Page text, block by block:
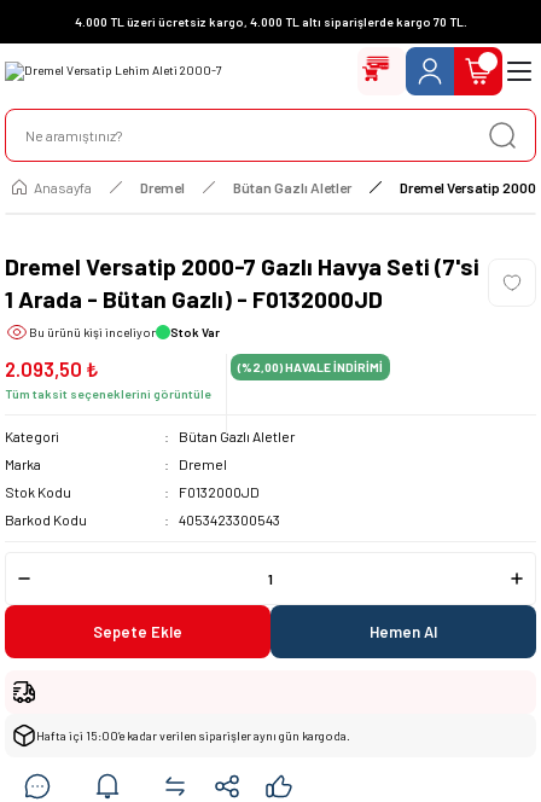
4.000 TL üzeri ücretsiz kargo, 4.000 TL altı siparişlerde kargo 70 TL.
Anasayfa Dremel Bütan Gazlı Aletler Dremel Versatip
Dremel Versatip 2000-7 Gazlı Havya Seti (7'si
1 Arada - Bütan Gazlı) - F0132000JD
Bu ürünü kişi inceliyor Stok Var
2.093,50 ₺
Tüm taksit seçeneklerini görüntüle
(%2,00)HAVALE İNDİRİMİ
Kategori
Bütan Gazlı Aletler
Marka
Dremel
Stok Kodu
F0132000JD
Barkod Kodu
4053423300543
Sepete Ekle Hemen Al
Hafta içi 15:00’e kadar verilen siparişler aynı gün kargoda.